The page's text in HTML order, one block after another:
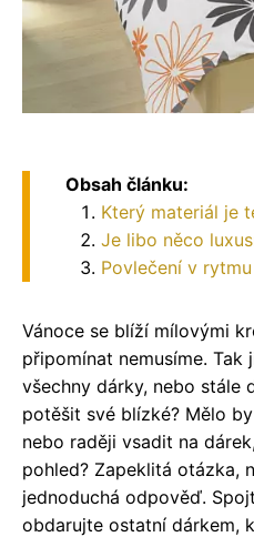
Obsah článku:
Který materiál je
Je libo něco
Povlečení v
Vánoce se blíží mílovými
připomínat nemusíme. Tak
všechny dárky, nebo stále
potěšit své blízké? Mělo
nebo raději vsadit na
pohled? Zapeklitá otázka,
jednoduchá odpověď.
obdarujte ostatní dárkem,